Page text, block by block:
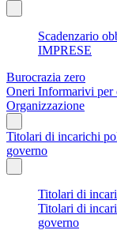
Scadenzario
IMPRESE
Burocrazia zero
Oneri Informarivi per
Organizzazione
Titolari di incarichi
governo
Titolari di
Titolari di
governo